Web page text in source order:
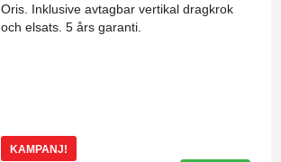
Oris. Inklusive avtagbar vertikal dragkrok
och elsats. 5 års garanti.
KAMPANJ!